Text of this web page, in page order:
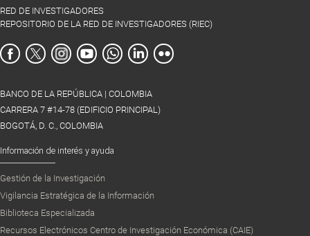
RED DE INVESTIGADORES
REPOSITORIO DE LA RED DE INVESTIGADORES (RIEC)
BANCO DE LA REPÚBLICA | COLOMBIA
CARRERA 7 #14-78 (EDIFICIO PRINCIPAL)
BOGOTÁ, D. C., COLOMBIA
Información de interés y ayuda
Gestión de la Investigación
Vigilancia Estratégica de la Información
Biblioteca Especializada
Recursos Electrónicos Centro de Investigación Económica (CAIE)